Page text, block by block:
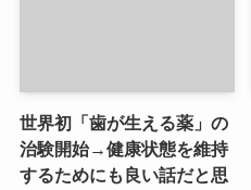
世界初「歯が生える薬」の
治験開始→健康状態を維持
するためにも良い話だと思